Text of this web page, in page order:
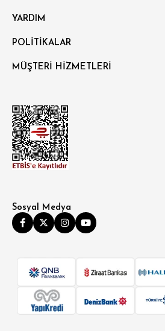
SÜPER SLİM FİT
YARDIM
POLİTİKALAR
MÜŞTERİ HİZMETLERİ
Sosyal Medya